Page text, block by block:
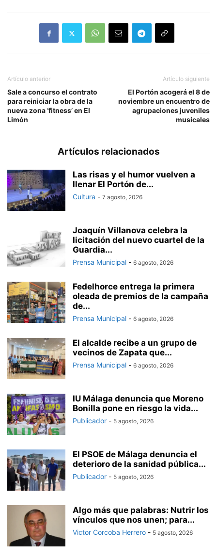
Artículo anterior
Sale a concurso el contrato
para reiniciar la obra de la
nueva zona ‘fitness’ en El
Limón
Artículo siguiente
El Portón acogerá el 8 de
noviembre un encuentro de
agrupaciones juveniles
musicales
Artículos relacionados
Las risas y el humor vuelven a
llenar El Portón de...
Cultura - 7 agosto, 2026
Joaquín Villanova celebra la
licitación del nuevo cuartel de la
Guardia...
Prensa Municipal - 6 agosto, 2026
Fedelhorce entrega la primera
oleada de premios de la campaña
de...
Prensa Municipal - 6 agosto, 2026
El alcalde recibe a un grupo de
vecinos de Zapata que...
Prensa Municipal - 6 agosto, 2026
IU Málaga denuncia que Moreno
Bonilla pone en riesgo la vida...
Publicador - 5 agosto, 2026
El PSOE de Málaga denuncia el
deterioro de la sanidad pública...
Publicador - 5 agosto, 2026
Algo más que palabras: Nutrir los
vínculos que nos unen; para...
Victor Corcoba Herrero - 5 agosto, 2026